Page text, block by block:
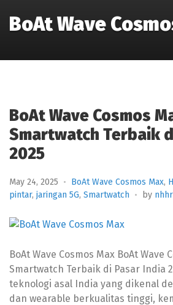
BoAt Wave
BoAt Wave Cosmos
Smartwatch Terbaik
2025
May 24, 2025 BoAt Wave Cosmos Max,
pintar, jaringan 5G, Smartwatch by
BoAt Wave Cosmos Max BoAt Wave
Smartwatch Terbaik di Pasar India
teknologi asal India yang dikenal
dan wearable berkualitas tinggi,